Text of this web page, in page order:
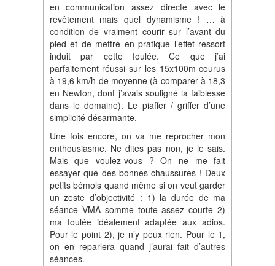
en communication assez directe avec le
revêtement mais quel dynamisme ! … à
condition de vraiment courir sur l’avant du
pied et de mettre en pratique l’effet ressort
induit par cette foulée. Ce que j’ai
parfaitement réussi sur les 15x100m courus
à 19,6 km/h de moyenne (à comparer à 18,3
en Newton, dont j’avais souligné la faiblesse
dans le domaine). Le piaffer / griffer d’une
simplicité désarmante.
Une fois encore, on va me reprocher mon
enthousiasme. Ne dites pas non, je le sais.
Mais que voulez-vous ? On ne me fait
essayer que des bonnes chaussures ! Deux
petits bémols quand même si on veut garder
un zeste d’objectivité : 1) la durée de ma
séance VMA somme toute assez courte 2)
ma foulée idéalement adaptée aux adios.
Pour le point 2), je n’y peux rien. Pour le 1,
on en reparlera quand j’aurai fait d’autres
séances.